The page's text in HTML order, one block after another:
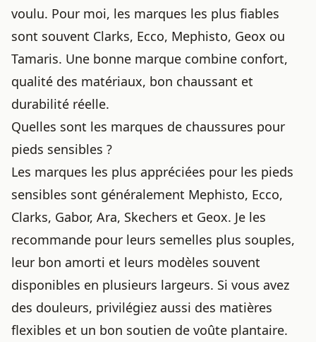
voulu. Pour moi, les marques les plus fiables
sont souvent Clarks, Ecco, Mephisto, Geox ou
Tamaris. Une bonne marque combine confort,
qualité des matériaux, bon chaussant et
durabilité réelle.
Quelles sont les marques de chaussures pour
pieds sensibles ?
Les marques les plus appréciées pour les pieds
sensibles sont généralement Mephisto, Ecco,
Clarks, Gabor, Ara, Skechers et Geox. Je les
recommande pour leurs semelles plus souples,
leur bon amorti et leurs modèles souvent
disponibles en plusieurs largeurs. Si vous avez
des douleurs, privilégiez aussi des matières
flexibles et un bon soutien de voûte plantaire.